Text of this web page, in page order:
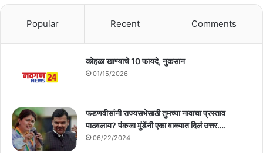
Popular Recent Comments
कोहळा खाण्याचे 10 फायदे, नुकसान
01/15/2026
फडणवीसांनी राज्यसभेसाठी तुमच्या नावाचा प्रस्ताव
पाठवलाय? पंकजा मुंडेंनी एका वाक्यात दिलं उत्तर….
06/22/2024